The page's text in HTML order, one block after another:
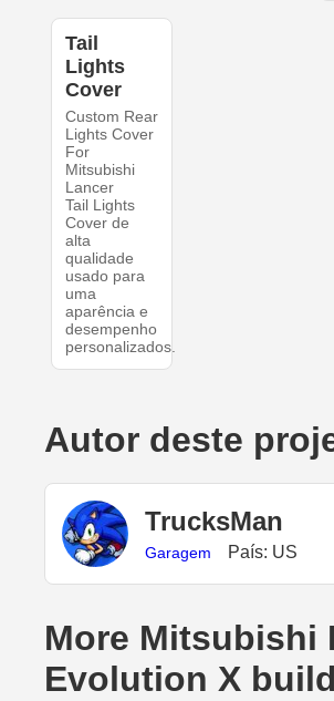
Tail
Lights
Cover
Custom Rear
Lights Cover
For
Mitsubishi
Lancer
Tail Lights
Cover de
alta
qualidade
usado para
uma
aparência e
desempenho
personalizados.
Autor deste
TrucksMan
Garagem País: US
More Mitsubishi
Evolution X